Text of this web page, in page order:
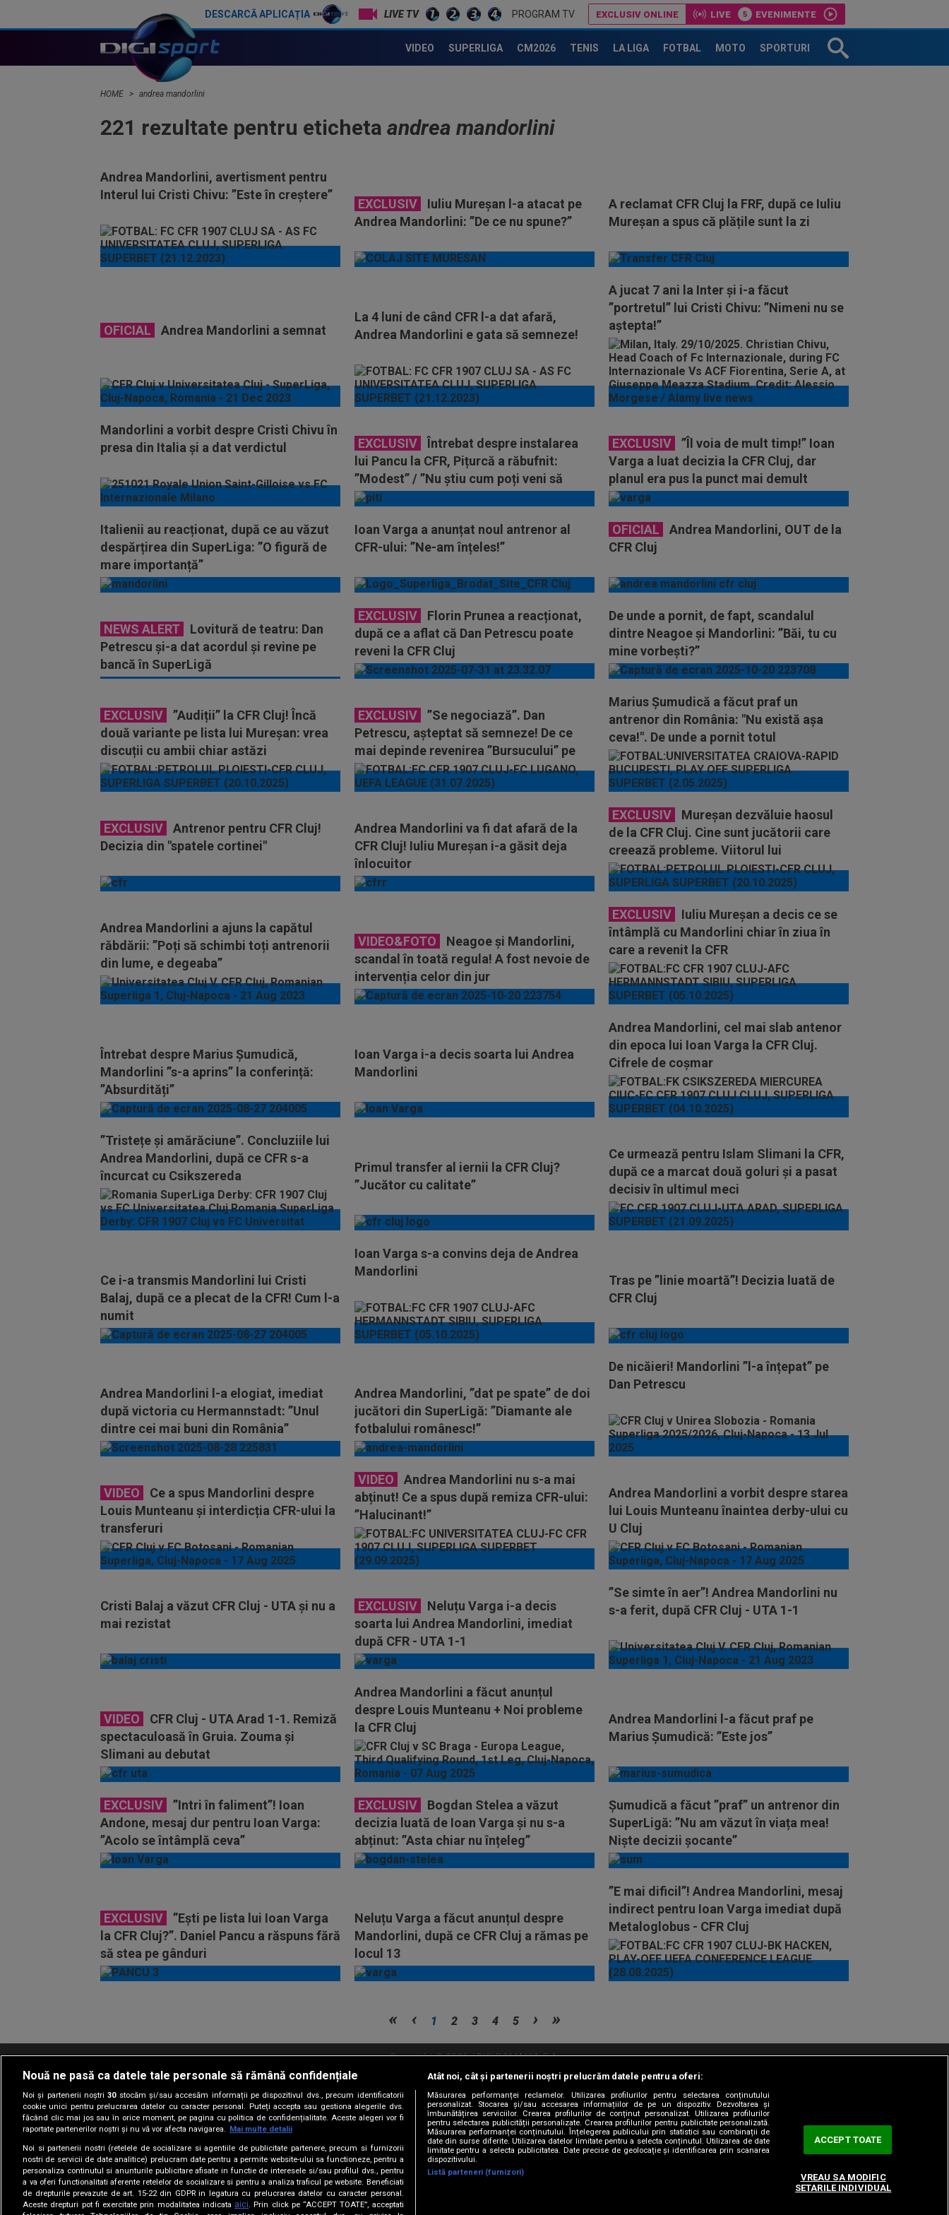
DESCARCĂ APLICAȚIA LIVE TV PROGRAM TV EXCLUSIV ONLINE LIVE EVENIMENTE
VIDEO SUPERLIGA CM2026 TENIS LA LIGA FOTBAL MOTO SPORTURI
HOME andrea mandorlini
221 rezultate pentru eticheta andrea mandorlini
Andrea Mandorlini, avertisment pentru
Interul lui Cristi Chivu: ”Este în creștere”
EXCLUSIV
Iuliu Mureșan l-a atacat pe
Andrea Mandorlini: ”De ce nu spune?”
A reclamat CFR Cluj la FRF, după ce Iuliu
Mureșan a spus că plățile sunt la zi
OFICIAL Andrea Mandorlini a semnat
La 4 luni de când CFR l-a dat afară,
Andrea Mandorlini e gata să semneze!
A jucat 7 ani la Inter și i-a făcut
”portretul” lui Cristi Chivu: ”Nimeni nu se
aștepta!”
Mandorlini a vorbit despre Cristi Chivu în
presa din Italia și a dat verdictul
EXCLUSIV
Întrebat despre instalarea
lui Pancu la CFR, Pițurcă a răbufnit:
”Modest” / ”Nu știu cum poți veni să
antrenezi aici”
EXCLUSIV
”Îl voia de mult timp!” Ioan
Varga a luat decizia la CFR Cluj, dar
planul era pus la punct mai demult
Italienii au reacționat, după ce au văzut
despărțirea din SuperLiga: ”O figură de
mare importanță”
Ioan Varga a anunțat noul antrenor al
CFR-ului: ”Ne-am înțeles!”
OFICIAL
Andrea Mandorlini, OUT de la
CFR Cluj
NEWS ALERT
Lovitură de teatru: Dan
Petrescu și-a dat acordul și revine pe
bancă în SuperLigă
EXCLUSIV
Florin Prunea a reacționat,
după ce a aflat că Dan Petrescu poate
reveni la CFR Cluj
De unde a pornit, de fapt, scandalul
dintre Neagoe și Mandorlini: ”Băi, tu cu
mine vorbești?”
EXCLUSIV
”Audiții” la CFR Cluj! Încă
două variante pe lista lui Mureșan: vrea
discuții cu ambii chiar astăzi
EXCLUSIV
”Se negociază”. Dan
Petrescu, așteptat să semneze! De ce
mai depinde revenirea ”Bursucului” pe
banca tehnică
Marius Șumudică a făcut praf un
antrenor din România: "Nu există așa
ceva!". De unde a pornit totul
EXCLUSIV
Antrenor pentru CFR Cluj!
Decizia din "spatele cortinei"
Andrea Mandorlini va fi dat afară de la
CFR Cluj! Iuliu Mureșan i-a găsit deja
înlocuitor
EXCLUSIV
Mureșan dezvăluie haosul
de la CFR Cluj. Cine sunt jucătorii care
creează probleme. Viitorul lui
Mandorlini, incert!
Andrea Mandorlini a ajuns la capătul
răbdării: ”Poți să schimbi toți antrenorii
din lume, e degeaba”
VIDEO&FOTO
Neagoe și Mandorlini,
scandal în toată regula! A fost nevoie de
intervenția celor din jur
EXCLUSIV
Iuliu Mureșan a decis ce se
întâmplă cu Mandorlini chiar în ziua în
care a revenit la CFR
Întrebat despre Marius Șumudică,
Mandorlini ”s-a aprins” la conferință:
”Absurdități”
Ioan Varga i-a decis soarta lui Andrea
Mandorlini
Andrea Mandorlini, cel mai slab antenor
din epoca lui Ioan Varga la CFR Cluj.
Cifrele de coșmar
”Tristețe și amărăciune”. Concluziile lui
Andrea Mandorlini, după ce CFR s-a
încurcat cu Csikszereda
Primul transfer al iernii la CFR Cluj?
”Jucător cu calitate”
Ce urmează pentru Islam Slimani la CFR,
după ce a marcat două goluri și a pasat
decisiv în ultimul meci
Ce i-a transmis Mandorlini lui Cristi
Balaj, după ce a plecat de la CFR! Cum l-a
numit
Ioan Varga s-a convins deja de Andrea
Mandorlini
Tras pe ”linie moartă”! Decizia luată de
CFR Cluj
Andrea Mandorlini l-a elogiat, imediat
după victoria cu Hermannstadt: ”Unul
dintre cei mai buni din România”
Andrea Mandorlini, ”dat pe spate” de doi
jucători din SuperLigă: ”Diamante ale
fotbalului românesc!”
De nicăieri! Mandorlini ”l-a înțepat” pe
Dan Petrescu
VIDEO
Ce a spus Mandorlini despre
Louis Munteanu și interdicția CFR-ului la
transferuri
VIDEO
Andrea Mandorlini nu s-a mai
abținut! Ce a spus după remiza CFR-ului:
”Halucinant!”
Andrea Mandorlini a vorbit despre starea
lui Louis Munteanu înaintea derby-ului cu
U Cluj
Cristi Balaj a văzut CFR Cluj - UTA și nu a
mai rezistat
EXCLUSIV
Neluțu Varga i-a decis
soarta lui Andrea Mandorlini, imediat
după CFR - UTA 1-1
”Se simte în aer”! Andrea Mandorlini nu
s-a ferit, după CFR Cluj - UTA 1-1
VIDEO
CFR Cluj - UTA Arad 1-1. Remiză
spectaculoasă în Gruia. Zouma și
Slimani au debutat
Andrea Mandorlini a făcut anunțul
despre Louis Munteanu + Noi probleme
la CFR Cluj
Andrea Mandorlini l-a făcut praf pe
Marius Șumudică: ”Este jos”
EXCLUSIV
”Intri în faliment”! Ioan
Andone, mesaj dur pentru Ioan Varga:
”Acolo se întâmplă ceva”
EXCLUSIV
Bogdan Stelea a văzut
decizia luată de Ioan Varga și nu s-a
abținut: ”Asta chiar nu înțeleg”
Șumudică a făcut ”praf” un antrenor din
SuperLigă: ”Nu am văzut în viața mea!
Niște decizii șocante”
EXCLUSIV
”Ești pe lista lui Ioan Varga
la CFR Cluj?”. Daniel Pancu a răspuns fără
să stea pe gânduri
Neluțu Varga a făcut anunțul despre
Mandorlini, după ce CFR Cluj a rămas pe
locul 13
”E mai dificil”! Andrea Mandorlini, mesaj
indirect pentru Ioan Varga imediat după
Metaloglobus - CFR Cluj
mai
mult
1 2 3 4 5
Copyright © 2026 / DIGI ROMANIA S.A.
Termeni si conditii Politica de confidentialitate Abonare Digi TV Frecvente Digi Sport Retransmisie Digi Sport Contact/Info Codul etic
Versiune mobil
Nouă ne pasă ca datele tale personale să rămână confidențiale
Noi și partenerii noștri30stocăm și/sau accesăm informații pe dispozitivul dvs., precum identificatorii
cookie unici pentru prelucrarea datelor cu caracter personal. Puteți accepta sau gestiona alegerile dvs.
făcând clic mai jos sau în orice moment, pe pagina cu politica de confidențialitate. Aceste alegeri vor fi
raportate partenerilor noștri și nu vă vor afecta navigarea. Mai multe detalii
Noi si partenerii nostri (retelele de socializare si agentiile de publicitate partenere, precum si furnizorii
nostri de servicii de date analitice) prelucram date pentru a permite website-ului sa functioneze, pentru a
personaliza continutul si anunturile publicitare afisate in functie de interesele si/sau profilul dvs., pentru
a va oferi functionalitati aferente retelelor de socializare si pentru a analiza traficul pe website. Beneficiati
de drepturile prevazute de art. 15-22 din GDPR in legatura cu prelucrarea datelor cu caracter personal.
Aceste drepturi pot fi exercitate prin modalitatea indicata aici. Prin click pe “ACCEPT TOATE”, acceptati
Atât noi, cât și partenerii noștri prelucrăm datele pentru a oferi:
Măsurarea performanței reclamelor. Utilizarea profilurilor pentru selectarea conținutului
personalizat. Stocarea și/sau accesarea informațiilor de pe un dispozitiv. Dezvoltarea și
îmbunătățirea serviciilor. Crearea profilurilor de conținut personalizat. Utilizarea profilurilor
pentru selectarea publicității personalizate. Crearea profilurilor pentru publicitate personalizată.
Măsurarea performanței conținutului. Înțelegerea publicului prin statistici sau combinații de
date din surse diferite. Utilizarea datelor limitate pentru a selecta conținutul. Utilizarea de date
limitate pentru a selecta publicitatea. Date precise de geolocație și identificarea prin scanarea
dispozitivului.
Listă parteneri (furnizori)
ACCEPT TOATE
VREAU SA MODIFIC
SETARILE INDIVIDUAL